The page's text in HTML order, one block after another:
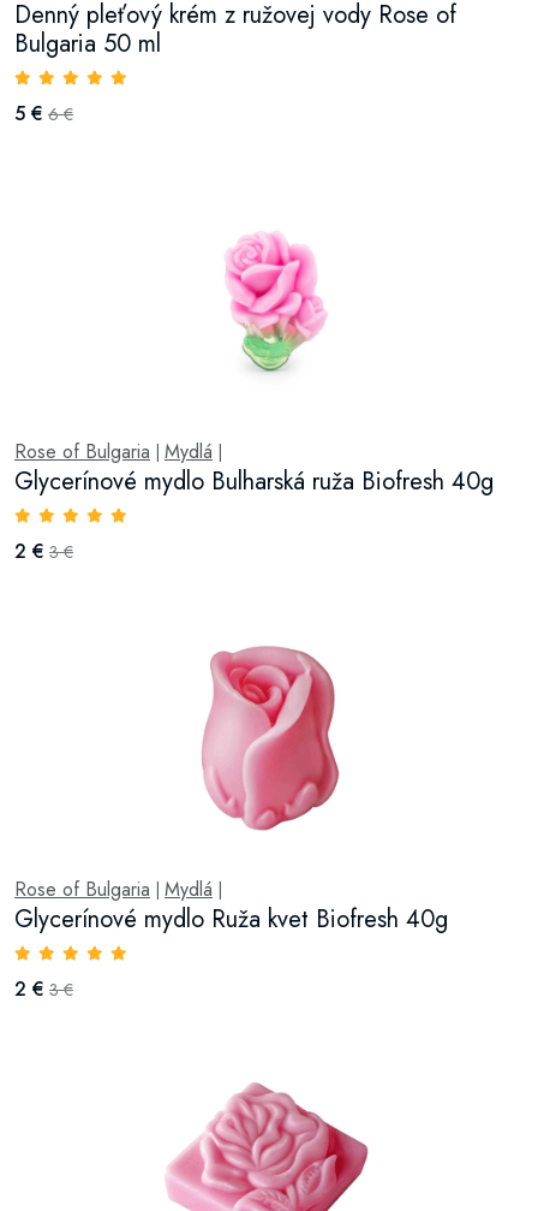
Denný pleťový krém z ružovej vody Rose of
Bulgaria 50 ml
5 € 6 €
Rose of Bulgaria Mydlá
Glycerínové mydlo Bulharská ruža Biofresh 40g
2 € 3 €
Rose of Bulgaria Mydlá
Glycerínové mydlo Ruža kvet Biofresh 40g
2 € 3 €